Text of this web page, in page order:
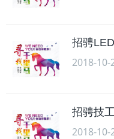
招骋
2018-10-
招骋技
2018-10-